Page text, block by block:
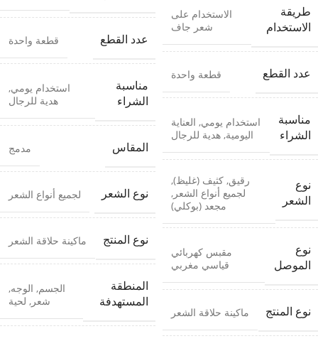
طريقة
الاستخدام
الاستخدام على
شعر جاف
عدد القطع قطعة واحدة
مناسبة
الشراء
استخدام يومي, العناية
اليومية, هدية للرجال
نوع
الشعر
رقيق, كثيف (غليظ),
لجميع أنواع الشعر ,
مجعد (بوكلي)
نوع
الموصل
مقبس كهربائي
قياسي مغربي
نوع المنتج ماكينة حلاقة الشعر
عدد القطع قطعة واحدة
مناسبة
الشراء
استخدام يومي,
هدية للرجال
المقاس مدمج
نوع الشعر لجميع أنواع الشعر
نوع المنتج ماكينة حلاقة الشعر
المنطقة
المستهدفة
الجسم, الوجه,
شعر , لحية